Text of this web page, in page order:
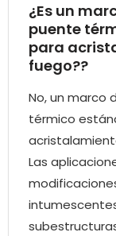
¿Es un
puente
para
fuego??
No, un marco
térmico
Las